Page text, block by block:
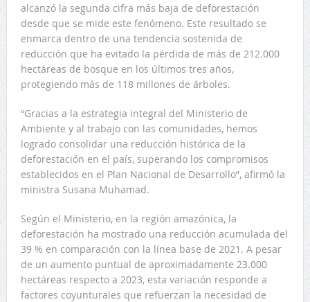
alcanzó la segunda cifra más baja de deforestación
desde que se mide este fenómeno. Este resultado se
enmarca dentro de una tendencia sostenida de
reducción que ha evitado la pérdida de más de 212.000
hectáreas de bosque en los últimos tres años,
protegiendo más de 118 millones de árboles.
“Gracias a la estrategia integral del Ministerio de
Ambiente y al trabajo con las comunidades, hemos
logrado consolidar una reducción histórica de la
deforestación en el país, superando los compromisos
establecidos en el Plan Nacional de Desarrollo”, afirmó la
ministra Susana Muhamad.
Según el Ministerio, en la región amazónica, la
deforestación ha mostrado una reducción acumulada del
39 % en comparación con la línea base de 2021. A pesar
de un aumento puntual de aproximadamente 23.000
hectáreas respecto a 2023, esta variación responde a
factores coyunturales que refuerzan la necesidad de